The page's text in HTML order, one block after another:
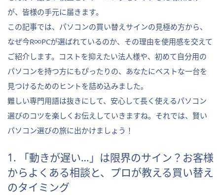
が、皆様の手元に届きます。
この記事では、パソコンの買い替えサインの見極め方から、
なぜ今R∞PCが選ばれているのか、その理由を使用感を交えて
ご紹介します。コストを抑えたい法人様や、初めて自分用の
パソコンを持つ方にもぴったりの、あなたにベストな一台を
見つけるためのヒントを詰め込みました。
難しい専門用語は抜きにして、安心して長く使えるパソコン
選びのコツを楽しくお伝えしていきますね。それでは、賢い
パソコン選びの旅に出かけましょう！
1. 「動きが遅い…」は限界のサイン？お客様
からよくある相談と、プロが教える買い替え
のタイミング